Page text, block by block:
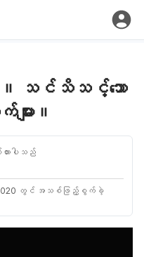
း။ သင်သိသင့်သော
ား။
ားပါသည်
2020 တွင် အသစ်ဖြည့်စွက်ခဲ့